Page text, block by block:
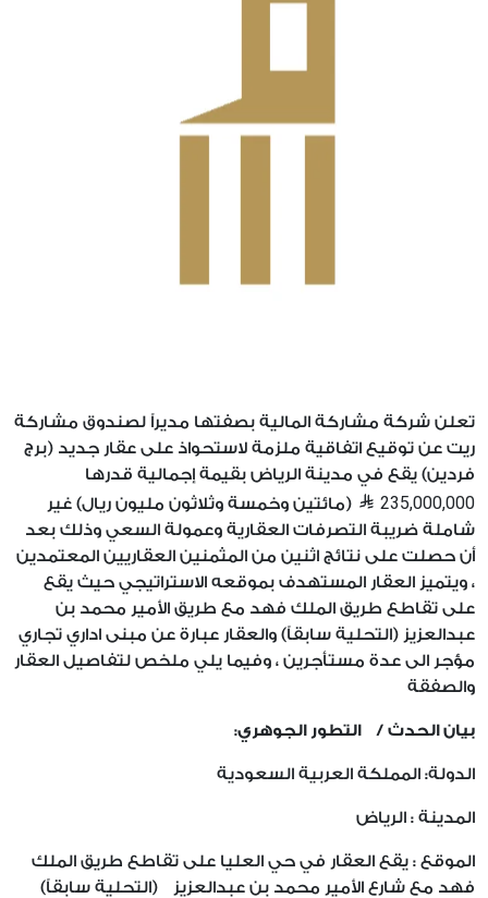
تعلن شركة مشاركة المالية بصفتها مديراً لصندوق مشاركة
ريت عن توقيع اتفاقية ملزمة لاستحواذ على عقار جديد (برج
فردين) يقع في مدينة الرياض بقيمة إجمالية قدرها
235,000,000
(مائتين وخمسة وثلاثون مليون ريال) غير
شاملة ضريبة التصرفات العقارية وعمولة السعي وذلك بعد
أن حصلت على نتائج اثنين من المثمنين العقاريين المعتمدين
، ويتميز العقار المستهدف بموقعه الاستراتيجي حيث يقع
على تقاطع طريق الملك فهد مع طريق الأمير محمد بن
عبدالعزيز (التحلية سابقاً) والعقار عبارة عن مبنى اداري تجاري
مؤجر الى عدة مستأجرين ، وفيما يلي ملخص لتفاصيل العقار
والصفقة
بيان الحدث / التطور الجوهري:
الدولة: المملكة العربية السعودية
المدينة : الرياض
الموقع : يقع العقار في حي العليا على تقاطع طريق الملك
فهد مع شارع الأمير محمد بن عبدالعزيز (التحلية سابقاً)